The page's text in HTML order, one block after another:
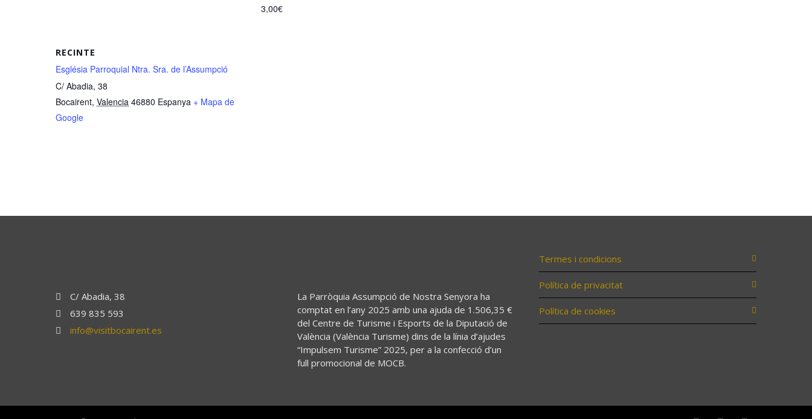
3,00€
RECINTE
Església Parroquial Ntra. Sra. de l’Assumpció
C/ Abadia, 38
Bocairent, Valencia 46880 Espanya + Mapa de
Google
C/ Abadia, 38
639 835 593
info@visitbocairent.es
La Parròquia Assumpció de Nostra Senyora ha
comptat en l’any 2025 amb una ajuda de 1.506,35 €
del Centre de Turisme i Esports de la Diputació de
València (València Turisme) dins de la línia d’ajudes
“Impulsem Turisme” 2025, per a la confecció d’un
full promocional de MOCB.
Termes i condicions
Política de privacitat
Política de cookies